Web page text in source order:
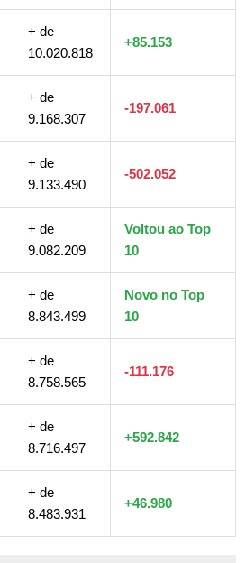
+ de
10.020.818
+85.153
+ de
9.168.307
-197.061
+ de
9.133.490
-502.052
+ de
9.082.209
Voltou ao Top
10
+ de
8.843.499
Novo no Top
10
+ de
8.758.565
-111.176
+ de
8.716.497
+592.842
+ de
8.483.931
+46.980